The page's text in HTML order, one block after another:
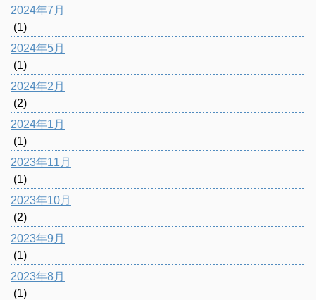
2024年7月
(1)
2024年5月
(1)
2024年2月
(2)
2024年1月
(1)
2023年11月
(1)
2023年10月
(2)
2023年9月
(1)
2023年8月
(1)